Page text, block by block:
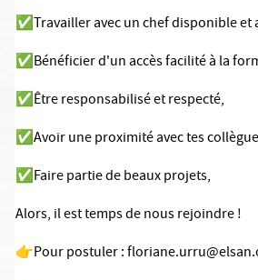
✅Travailler avec un chef disponible et
✅Bénéficier d'un accès facilité à la
✅Être responsabilisé et respecté,
✅Avoir une proximité avec tes
✅Faire partie de beaux projets,
Alors, il est temps de nous rejoindre !
👉Pour postuler :